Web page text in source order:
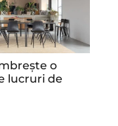
o
lucruri de